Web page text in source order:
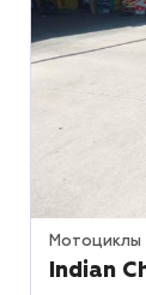
Мотоциклы
Indian